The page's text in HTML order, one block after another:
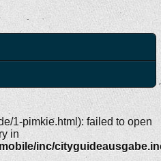
1-pimkie.html): failed to open
in
inc/